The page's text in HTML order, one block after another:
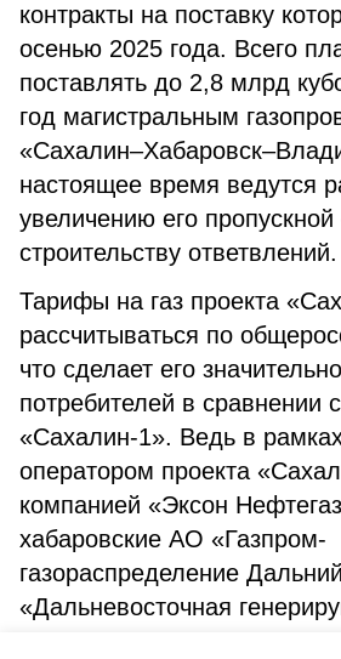
контракты на поставку
осенью 2025 года. Всего
поставлять до 2,8 млрд
год магистральным
настоящее время ведутся
увеличению его пропускной
строительству ответвлений.
Тарифы на газ проекта
рассчитываться по
что сделает его
потребителей в сравнении
«Сахалин-1». Ведь в
оператором проекта
компанией «Эксон
хабаровские АО «Газпром-
газораспределение
«Дальневосточная
компания» оплачивают газ